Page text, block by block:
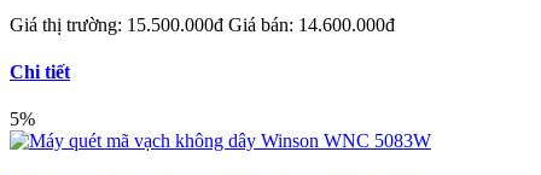
Giá thị trường: 15.500.000đ Giá bán: 14.600.000đ
Chi tiết
5%